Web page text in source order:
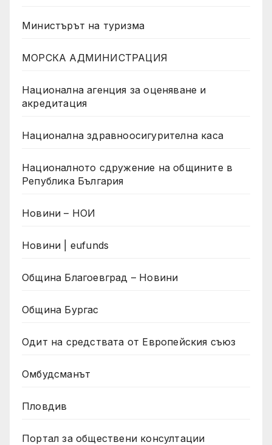
Министърът на туризма
МОРСКА АДМИНИСТРАЦИЯ
Национална агенция за оценяване и
акредитация
Национална здравноосигурителна каса
Националното сдружение на общините в
Република България
Новини – НОИ
Новини | eufunds
Община Благоевград – Новини
Община Бургас
Одит на средствата от Европейския съюз
Омбудсманът
Пловдив
Портал за обществени консултации